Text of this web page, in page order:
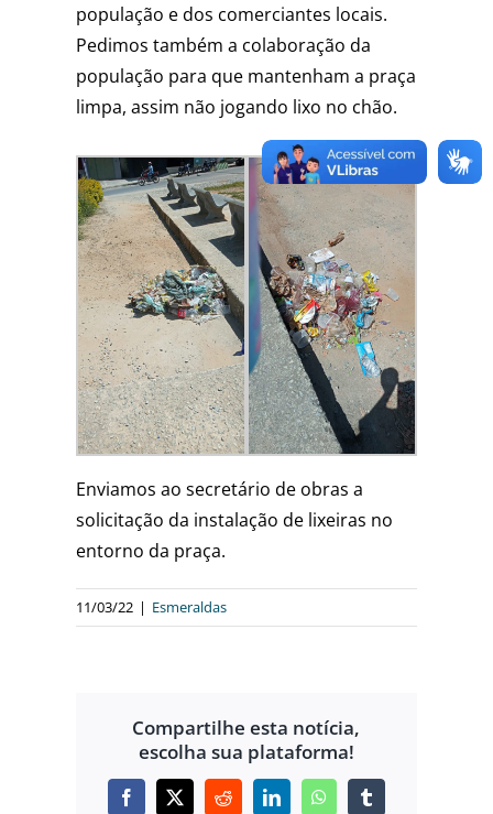
população e dos comerciantes locais.
Pedimos também a colaboração da
população para que mantenham a praça
limpa, assim não jogando lixo no chão.
Enviamos ao secretário de obras a
solicitação da instalação de lixeiras no
entorno da praça.
11/03/22 | Esmeraldas
Compartilhe esta notícia,
escolha sua plataforma!
Facebook
X RedditLinkedInWhatsAppTumblr